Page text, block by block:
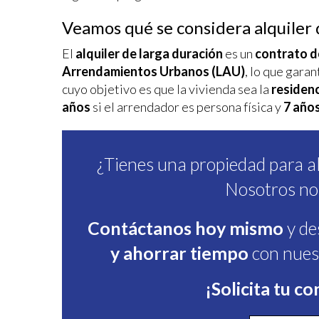
Veamos qué se considera
El alquiler de larga duración es un contrato
Arrendamientos Urbanos (LAU), lo que
cuyo objetivo es que la vivienda sea la
años si el arrendador es persona física y7
¿Tienes una propiedad para
Nosotros
Contáctanos hoy mismo y
y ahorrar tiempo con
¡Solicita tu
sitio
los
que
del
usuario.